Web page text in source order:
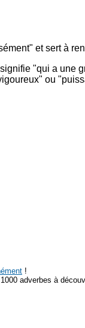
et sert à
"qui a une
ou
!
adverbes à